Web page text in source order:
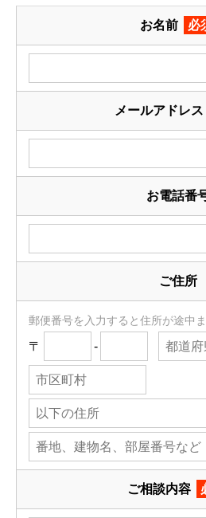
お名前 必
メールアドレス
お電話番
ご住所
郵便番号を入力すると住所が途中
〒 -
ご相談内容